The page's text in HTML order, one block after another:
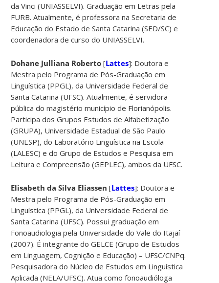
da Vinci (UNIASSELVI). Graduação em Letras pela
FURB. Atualmente, é professora na Secretaria de
Educação do Estado de Santa Catarina (SED/SC) e
coordenadora de curso do UNIASSELVI.
Dohane Julliana Roberto [Lattes]: Doutora e
Mestra pelo Programa de Pós-Graduação em
Linguística (PPGL), da Universidade Federal de
Santa Catarina (UFSC). Atualmente, é servidora
pública do magistério município de Florianópolis.
Participa dos Grupos Estudos de Alfabetização
(GRUPA), Universidade Estadual de São Paulo
(UNESP), do Laboratório Linguística na Escola
(LALESC) e do Grupo de Estudos e Pesquisa em
Leitura e Compreensão (GEPLEC), ambos da UFSC.
Elisabeth da Silva Eliassen [Lattes]: Doutora e
Mestra pelo Programa de Pós-Graduação em
Linguística (PPGL), da Universidade Federal de
Santa Catarina (UFSC). Possui graduação em
Fonoaudiologia pela Universidade do Vale do Itajaí
(2007). É integrante do GELCE (Grupo de Estudos
em Linguagem, Cognição e Educação) – UFSC/CNPq.
Pesquisadora do Núcleo de Estudos em Linguística
Aplicada (NELA/UFSC). Atua como fonoaudióloga